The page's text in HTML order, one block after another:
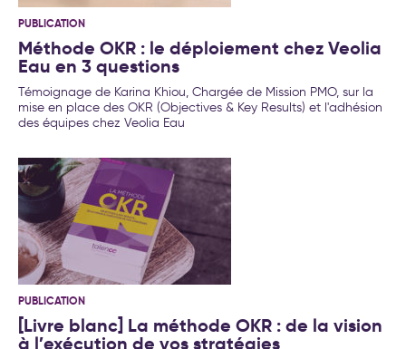
PUBLICATION
Méthode OKR : le déploiement chez Veolia
Eau en 3 questions
Témoignage de Karina Khiou, Chargée de Mission PMO, sur la
mise en place des OKR (Objectives & Key Results) et l'adhésion
des équipes chez Veolia Eau
PUBLICATION
[Livre blanc] La méthode OKR : de la vision
à l′exécution de vos stratégies